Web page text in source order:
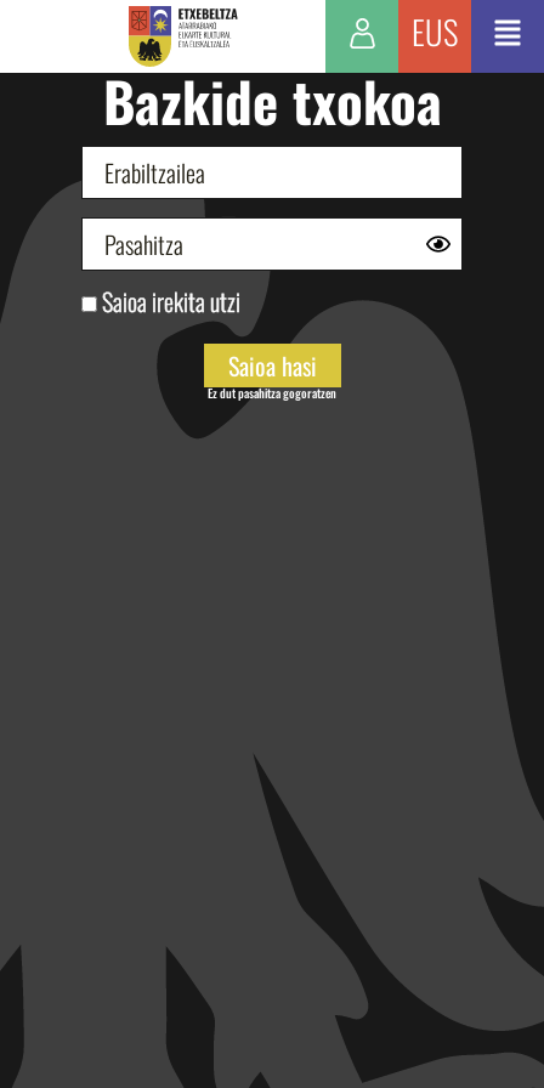
EUS
Bazkide txokoa
Saioa irekita utzi
Ez dut pasahitza gogoratzen